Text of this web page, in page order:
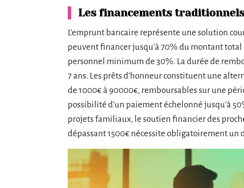
Les financements
L'emprunt bancaire représente une solution
peuvent financer jusqu'à 70% du montant
personnel minimum de 30%. La durée de
7 ans. Les prêts d'honneur constituent une
de 1000€ à 90000€, remboursables sur une
possibilité d'un paiement échelonné jusqu'à
projets familiaux, le soutien financier des
dépassant 1500€ nécessite obligatoirement un